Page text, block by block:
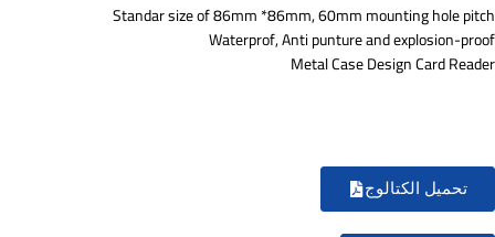
Standar size of 86mm *86mm, 60mm mounting hole pitch
Waterprof, Anti punture and explosion-proof
Metal Case Design Card Reader
تحميل الكتالوج